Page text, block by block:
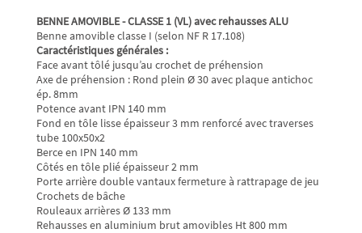
BENNE AMOVIBLE - CLASSE 1 (VL) avec rehausses ALU
Benne amovible classe I (selon NF R 17.108)
Caractéristiques générales :
Face avant tôlé jusqu’au crochet de préhension
Axe de préhension : Rond plein Ø 30 avec plaque antichoc
ép. 8mm
Potence avant IPN 140 mm
Fond en tôle lisse épaisseur 3 mm renforcé avec traverses
tube 100x50x2
Berce en IPN 140 mm
Côtés en tôle plié épaisseur 2 mm
Porte arrière double vantaux fermeture à rattrapage de jeu
Crochets de bâche
Rouleaux arrières Ø 133 mm
Rehausses en aluminium brut amovibles Ht 800 mm